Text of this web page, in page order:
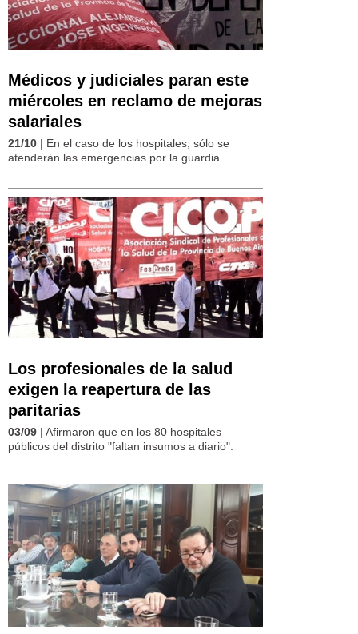
Médicos y judiciales paran este
miércoles en reclamo de mejoras
salariales
21/10 | En el caso de los hospitales, sólo se
atenderán las emergencias por la guardia.
Los profesionales de la salud
exigen la reapertura de las
paritarias
03/09 | Afirmaron que en los 80 hospitales
públicos del distrito "faltan insumos a diario".